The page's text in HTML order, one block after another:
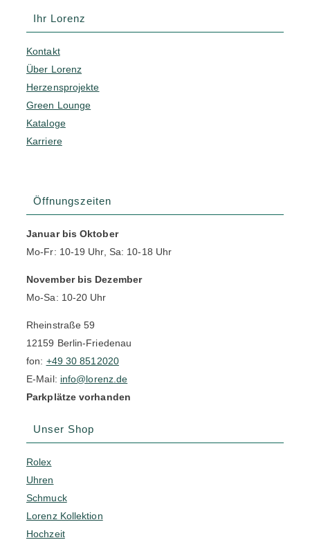
Ihr Lorenz
Kontakt
Über Lorenz
Herzensprojekte
Green Lounge
Kataloge
Karriere
Öffnungszeiten
Januar bis Oktober
Mo-Fr: 10-19 Uhr, Sa: 10-18 Uhr
November bis Dezember
Mo-Sa: 10-20 Uhr
Rheinstraße 59
12159 Berlin-Friedenau
fon: +49 30 8512020
E-Mail: info@lorenz.de
Parkplätze vorhanden
Unser Shop
Rolex
Uhren
Schmuck
Lorenz Kollektion
Hochzeit